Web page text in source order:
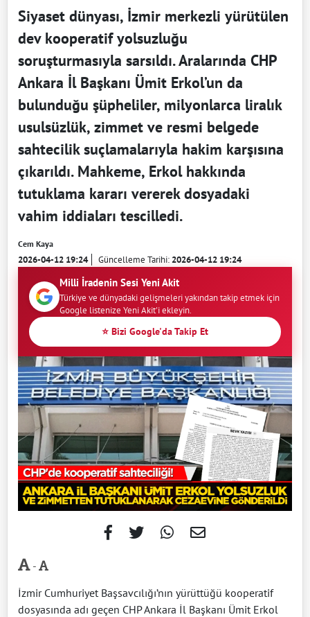
Siyaset dünyası, İzmir merkezli yürütülen
dev kooperatif yolsuzluğu
soruşturmasıyla sarsıldı. Aralarında CHP
Ankara İl Başkanı Ümit Erkol’un da
bulunduğu şüpheliler, milyonlarca liralık
usulsüzlük, zimmet ve resmi belgede
sahtecilik suçlamalarıyla hakim karşısına
çıkarıldı. Mahkeme, Erkol hakkında
tutuklama kararı vererek dosyadaki
vahim iddiaları tescilledi.
Cem Kaya
2026-04-12 19:24 Güncelleme Tarihi:2026-04-12 19:24
Milli İradenin Sesi Yeni Akit
Türkiye ve dünyadaki gelişmeleri yakından takip etmek için
Google listenize Yeni Akit'i ekleyin.
⭐ Bizi Google'da Takip Et
-
İzmir Cumhuriyet Başsavcılığı’nın yürüttüğü kooperatif
dosyasında adı geçen CHP Ankara İl Başkanı Ümit Erkol